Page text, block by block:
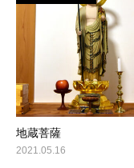
地蔵菩薩
2021.05.16